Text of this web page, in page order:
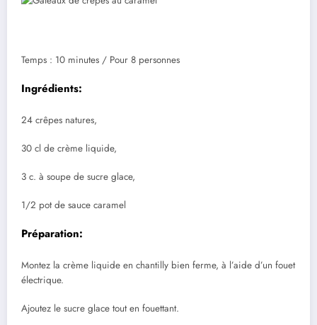
Temps : 10 minutes / Pour 8 personnes
Ingrédients:
24 crêpes natures,
30 cl de crème liquide,
3 c. à soupe de sucre glace,
1/2 pot de sauce caramel
Préparation:
Montez la crème liquide en chantilly bien ferme, à l’aide d’un fouet
électrique.
Ajoutez le sucre glace tout en fouettant.